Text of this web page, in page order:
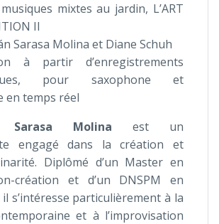
mixtes au jardin, L’ART
II
Sarasa Molina et Diane Schuh
à partir d’enregistrements
pour saxophone et
en temps réel
Sarasa Molina est un
engagé dans la création et
Diplômé d’un Master en
création et d’un DNSPM en
s’intéresse particulièrement à la
et à l’improvisation